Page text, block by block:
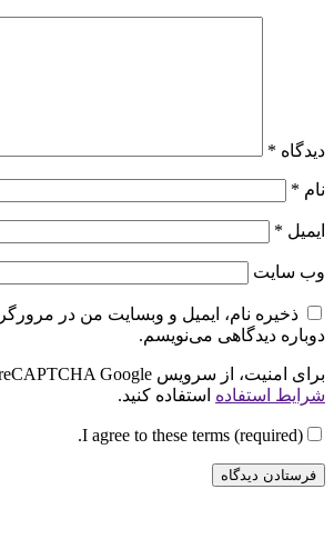
دیدگاه *
نام *
ایمیل *
وب‌ سایت
ذخیره نام، ایمیل و وبسایت من در
دوباره دیدگاهی می‌نویسم.
برای امنیت، از سرویس reCAPTCHA Google
شرایط استفاده استفاده کنید.
I agree to these terms (required).